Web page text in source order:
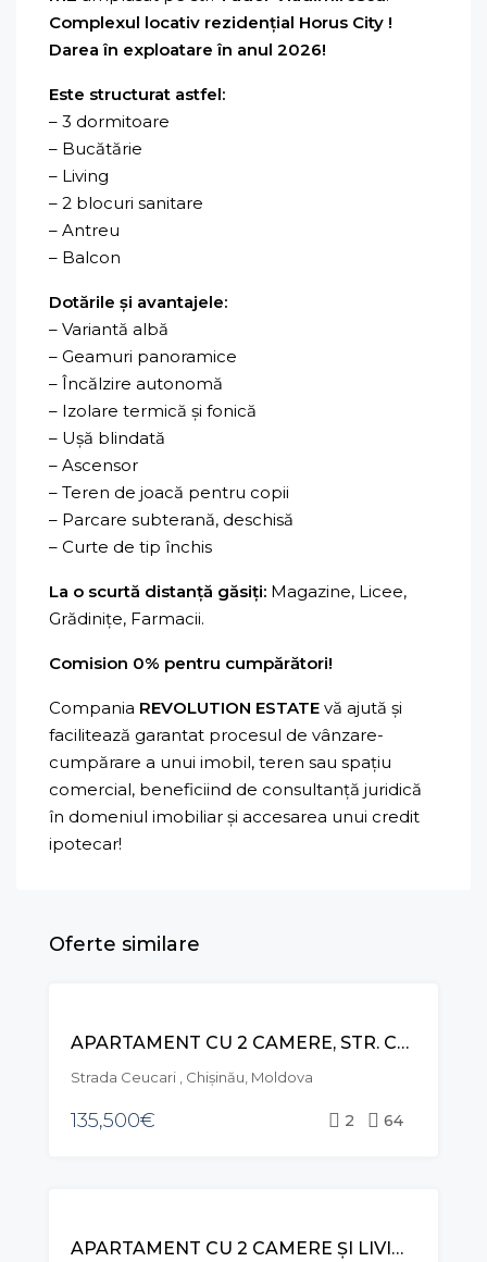
Complexul locativ rezidențial Horus City !
Darea în exploatare în anul 2026!
Este structurat astfel:
– 3 dormitoare
– Bucătărie
– Living
– 2 blocuri sanitare
– Antreu
– Balcon
Dotările și avantajele:
– Variantă albă
– Geamuri panoramice
– Încălzire autonomă
– Izolare termică și fonică
– Ușă blindată
– Ascensor
– Teren de joacă pentru copii
– Parcare subterană, deschisă
– Curte de tip închis
La o scurtă distanță găsiți: Magazine, Licee,
Grădinițe, Farmacii.
Comision 0% pentru cumpărători!
Compania REVOLUTION ESTATE vă ajută și
facilitează garantat procesul de vânzare-
cumpărare a unui imobil, teren sau spațiu
comercial, beneficiind de consultanță juridică
în domeniul imobiliar și accesarea unui credit
ipotecar!
Oferte similare
APARTAMENT CU 2 CAMERE, STR. CEUCARI, POȘTA VECHE
Strada Ceucari , Chișinău, Moldova
135,500€ 2 64
APARTAMENT CU 2 CAMERE ȘI LIVING, STR. NICOLAE MILESCU SPĂTARU, CIOCANA